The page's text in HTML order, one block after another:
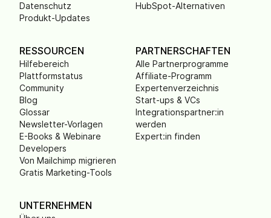
Datenschutz
Produkt-Updates
HubSpot-Alternativen
RESSOURCEN
Hilfebereich
Plattformstatus
Community
Blog
Glossar
Newsletter-Vorlagen
E-Books & Webinare
Developers
Von Mailchimp migrieren
Gratis Marketing-Tools
PARTNERSCHAFTEN
Alle Partnerprogramme
Affiliate-Programm
Expertenverzeichnis
Start-ups & VCs
Integrationspartner:in
werden
Expert:in finden
UNTERNEHMEN